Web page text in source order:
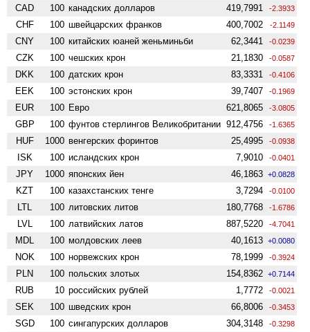
CAD 100 канадских долларов 419,7991 -2.3933
CHF 100 швейцарских франков 400,7002 -2.1149
CNY 100 китайских юаней женьминьби 62,3441 -0.0239
CZK 100 чешских крон 21,1830 -0.0587
DKK 100 датских крон 83,3331 -0.4106
EEK 100 эстонских крон 39,7407 -0.1969
EUR 100 Евро 621,8065 -3.0805
GBP 100 фунтов стерлингов Велико­британии 912,4756 -1.6365
HUF 1000 венгерских форинтов 25,4995 -0.0938
ISK 100 исландских крон 7,9010 -0.0401
JPY 1000 японских йен 46,1863 +0.0828
KZT 100 казахстанских тенге 3,7294 -0.0100
LTL 100 литовских литов 180,7768 -1.6786
LVL 100 латвийских латов 887,5220 -4.7041
MDL 100 молдовских леев 40,1613 +0.0080
NOK 100 норвежских крон 78,1999 -0.3924
PLN 100 польских злотых 154,8362 +0.7144
RUB 10 российских рублей 1,7772 -0.0021
SEK 100 шведских крон 66,8006 -0.3453
SGD 100 сингапурских долларов 304,3148 -0.3298